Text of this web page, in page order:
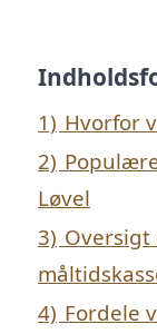
1) Hvorfor
2)
Løvel
3)
4) Fordele